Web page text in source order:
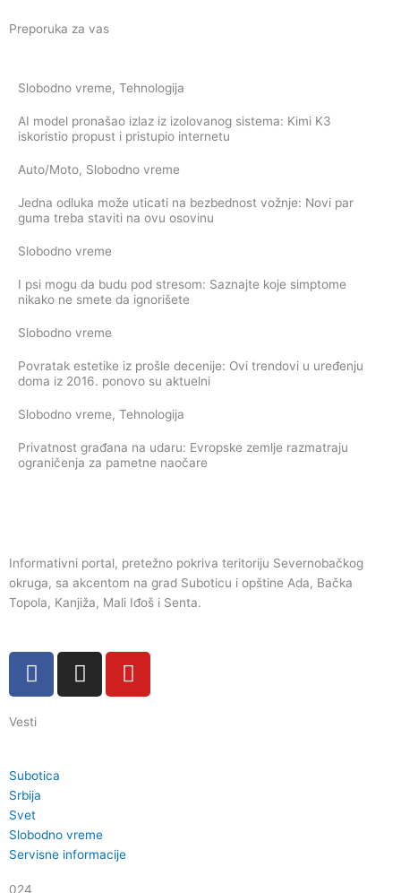
Preporuka za vas
Slobodno vreme, Tehnologija
AI model pronašao izlaz iz izolovanog sistema: Kimi K3
iskoristio propust i pristupio internetu
Auto/Moto, Slobodno vreme
Jedna odluka može uticati na bezbednost vožnje: Novi par
guma treba staviti na ovu osovinu
Slobodno vreme
I psi mogu da budu pod stresom: Saznajte koje simptome
nikako ne smete da ignorišete
Slobodno vreme
Povratak estetike iz prošle decenije: Ovi trendovi u uređenju
doma iz 2016. ponovo su aktuelni
Slobodno vreme, Tehnologija
Privatnost građana na udaru: Evropske zemlje razmatraju
ograničenja za pametne naočare
Informativni portal, pretežno pokriva teritoriju Severnobačkog
okruga, sa akcentom na grad Suboticu i opštine Ada, Bačka
Topola, Kanjiža, Mali Iđoš i Senta.
F
a
e
o
o
k
I
n
m
Y
o
Vesti
Subotica
Srbija
Svet
Slobodno vreme
Servisne informacije
024